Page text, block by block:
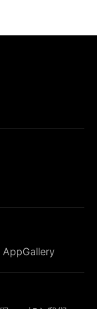
AppGallery